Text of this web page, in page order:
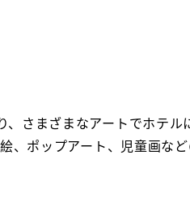
さまざまなアートでホテル
、ポップアート、児童画な